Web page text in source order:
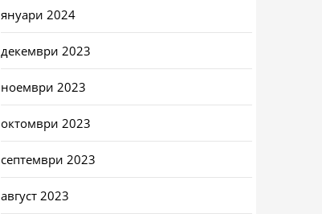
януари 2024
декември 2023
ноември 2023
октомври 2023
септември 2023
август 2023